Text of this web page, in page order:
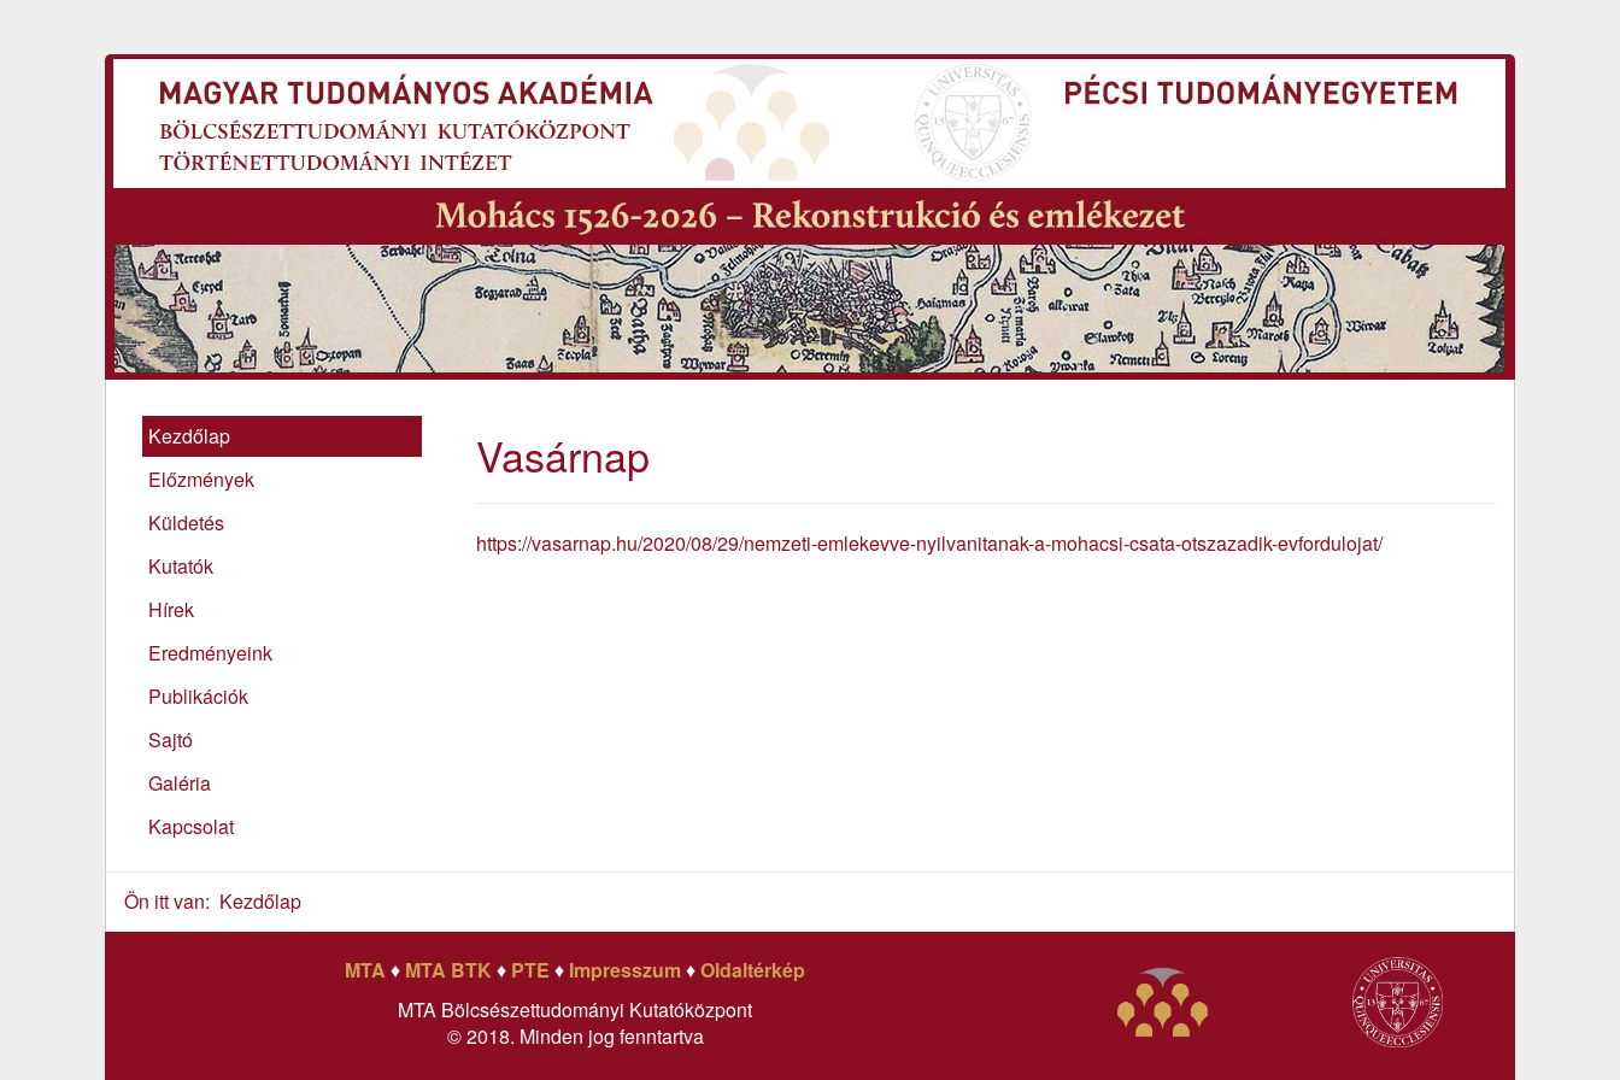
Vasárnap
https://vasarnap.hu/2020/08/29/nemzeti-emlekevve-nyilvanitanak-a-mohacsi-csata-otszazadik-evfordulojat/
Kezdőlap
Előzmények
Küldetés
Kutatók
Hírek
Eredményeink
Publikációk
Sajtó
Galéria
Kapcsolat
Ön itt van: Kezdőlap
MTA ♦ MTA BTK ♦ PTE ♦ Impresszum♦Oldaltérkép
MTA Bölcsészettudományi Kutatóközpont
© 2018. Minden jog fenntartva